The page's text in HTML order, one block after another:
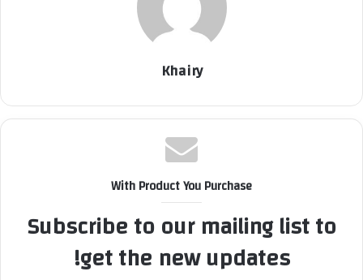
Khairy
With Product You Purchase
Subscribe to our mailing list to
get the new updates!